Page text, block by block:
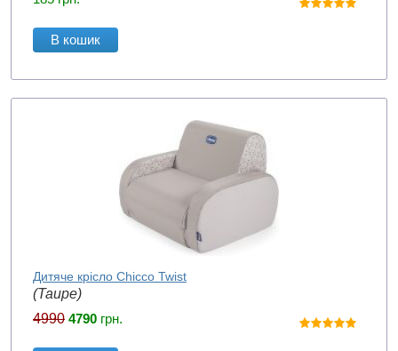
В кошик
Дитяче крісло Chicco Twist
(Taupe)
4990 4790 грн.